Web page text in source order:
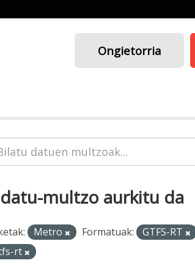
Ongietorria
multzo aurkitu da
Metro Formatuak:
GTFS-RT
rt